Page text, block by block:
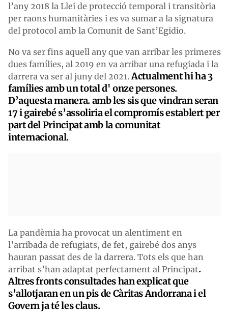
l’any 2018 la Llei de protecció temporal i transitòria
per raons humanitàries i es va sumar a la signatura
del protocol amb la Comunit de Sant’Egidio.
No va ser fins aquell any que van arribar les primeres
dues famílies, al 2019 en va arribar una refugiada i la
darrera va ser al juny del 2021. Actualment hi ha 3
famílies amb un total d' onze persones.
D’aquesta manera. amb les sis que vindran seran
17 i gairebé s’assoliria el compromís establert per
part del Principat amb la comunitat
internacional.
La pandèmia ha provocat un alentiment en
l’arribada de refugiats, de fet, gairebé dos anys
hauran passat des de la darrera. Tots els que han
arribat s’han adaptat perfectament al Principat.
Altres fronts consultades han explicat que
s’allotjaran en un pis de Càritas Andorrana i el
Govern ja té les claus.